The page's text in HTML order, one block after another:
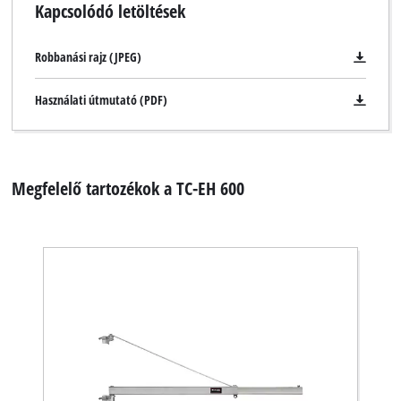
Kapcsolódó letöltések
Robbanási rajz (JPEG)
Használati útmutató (PDF)
Megfelelő tartozékok a TC-EH 600